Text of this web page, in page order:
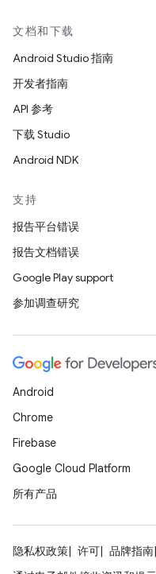
文档和下载
Android Studio 指南
开发者指南
API 参考
下载 Studio
Android NDK
支持
报告平台错误
报告文档错误
Google Play support
参加调查研究
Android
Chrome
Firebase
Google Cloud Platform
所有产品
隐私权政策 许可 品牌指南